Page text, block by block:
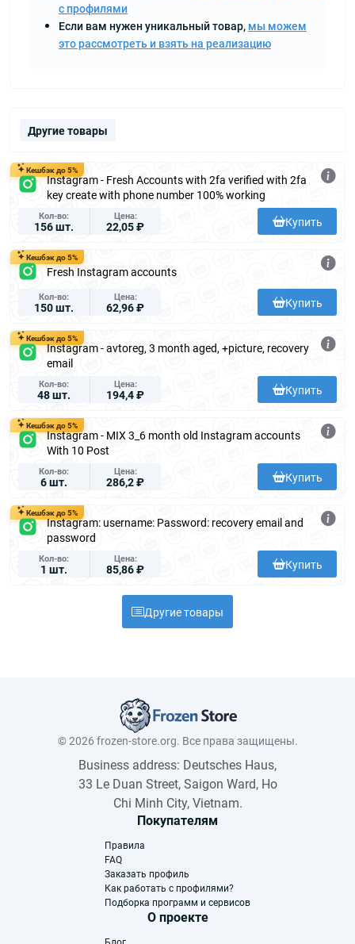
с профилями
Если вам нужен уникальный товар, мы можем
это рассмотреть и взять на реализацию
Другие товары
Кешбэк до 5%
Instagram - Fresh Accounts with 2fa verified with 2fa
key create with phone number 100% working
Кол-во
156 шт.
Цена
22,05 ₽ Купить
Кешбэк до 5%
Fresh Instagram accounts
Кол-во
150 шт.
Цена
62,96 ₽ Купить
Кешбэк до 5%
Instagram - avtoreg, 3 month aged, +picture, recovery
email
Кол-во
48 шт.
Цена
194,4 ₽ Купить
Кешбэк до 5%
Instagram - MIX 3_6 month old Instagram accounts
With 10 Post
Кол-во
6 шт.
Цена
286,2 ₽ Купить
Кешбэк до 5%
Instagram: username: Password: recovery email and
password
Кол-во
1 шт.
Цена
85,86 ₽ Купить
Другие товары
© 2026 frozen-store.org. Все права защищены.
Business address: Deutsches Haus,
33 Le Duan Street, Saigon Ward, Ho
Chi Minh City, Vietnam.
Покупателям
Правила
FAQ
Заказать профиль
Как работать с профилями?
Подборка программ и сервисов
О проекте